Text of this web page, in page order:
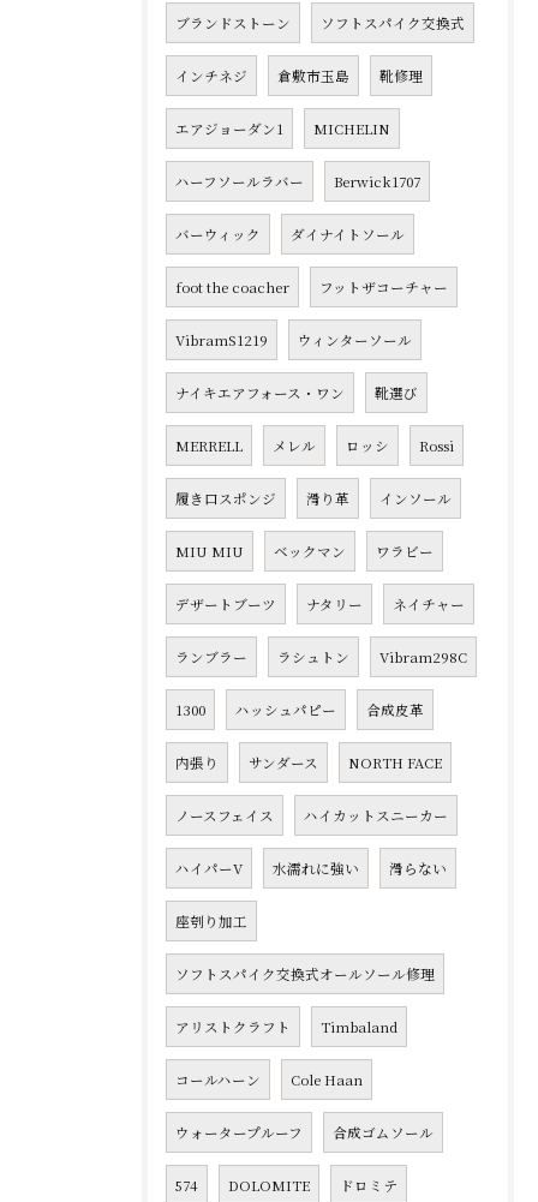
ブランドストーン ソフトスパイク交換式
インチネジ 倉敷市玉島 靴修理
エアジョーダン1 MICHELIN
ハーフソールラバー Berwick1707
バーウィック ダイナイトソール
foot the coacher フットザコーチャー
VibramS1219 ウィンターソール
ナイキエアフォース・ワン 靴選び
MERRELL メレル ロッシ Rossi
履き口スポンジ 滑り革 インソール
MIU MIU ベックマン ワラビー
デザートブーツ ナタリー ネイチャー
ランブラー ラシュトン Vibram298C
1300 ハッシュパピー 合成皮革
内張り サンダース NORTH FACE
ノースフェイス ハイカットスニーカー
ハイパーV 水濡れに強い 滑らない
座刳り加工
ソフトスパイク交換式オールソール修理
アリストクラフト Timbaland
コールハーン Cole Haan
ウォータープルーフ 合成ゴムソール
574 DOLOMITE ドロミテ